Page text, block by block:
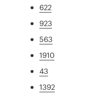
622
923
563
1910
43
1392